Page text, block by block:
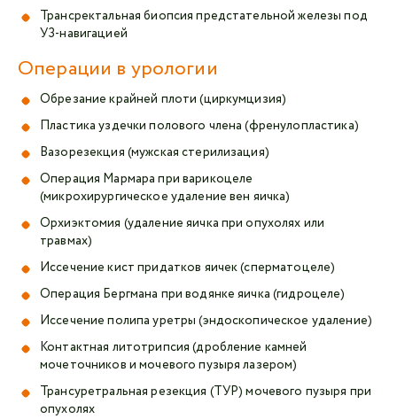
Трансректальная биопсия предстательной железы под
УЗ-навигацией
Операции в урологии
Обрезание крайней плоти (циркумцизия)
Пластика уздечки полового члена (френулопластика)
Вазорезекция (мужская стерилизация)
Операция Мармара при варикоцеле
(микрохирургическое удаление вен яичка)
Орхиэктомия (удаление яичка при опухолях или
травмах)
Иссечение кист придатков яичек (сперматоцеле)
Операция Бергмана при водянке яичка (гидроцеле)
Иссечение полипа уретры (эндоскопическое удаление)
Контактная литотрипсия (дробление камней
мочеточников и мочевого пузыря лазером)
Трансуретральная резекция (ТУР) мочевого пузыря при
опухолях